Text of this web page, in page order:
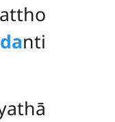
nti